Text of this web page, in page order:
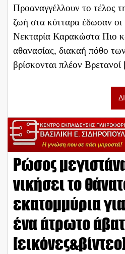
Προαναγγέλλουν το τέλος
ζωή στα κύτταρα έδωσαν
Νεκταρία Καρακώστα Πιο
αθανασίας, διακαή πόθο
βρίσκονται πλέον
Ρώσος
νικήσει το
εκατομμύρια
ένα άτρωτο